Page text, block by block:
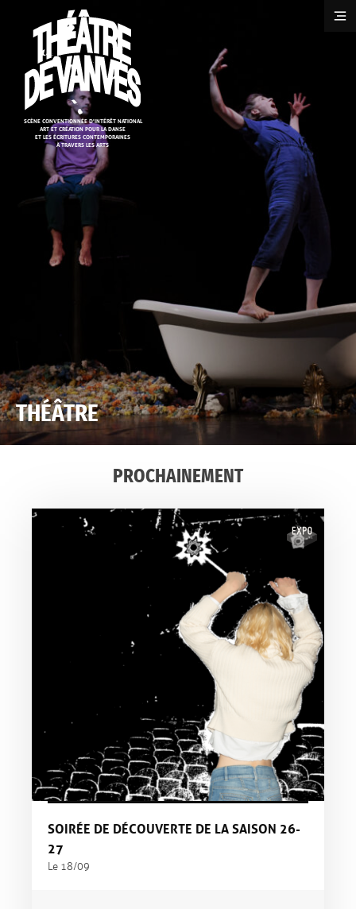
Cookies management panel
SCÈNE CONVENTIONNÉE D'INTÉRÊT NATIONAL
ART ET CRÉATION POUR LA DANSE
ET LES ÉCRITURES CONTEMPORAINES
À TRAVERS LES ARTS
THÉÂTRE
PROCHAINEMENT
SOIRÉE DE DÉCOUVERTE DE LA SAISON 26-
27
Le 18/09